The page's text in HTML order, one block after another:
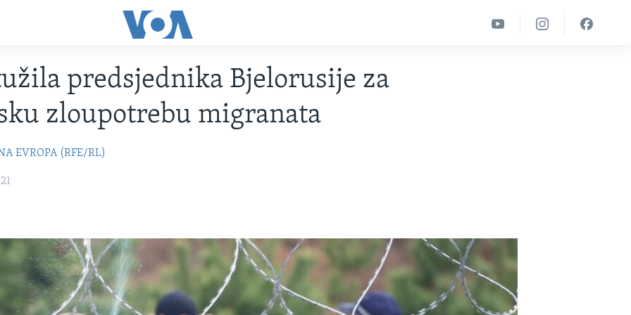
predsjednika Bjelorusije za
zloupotrebu migranata
EVROPA (RFE/RL)